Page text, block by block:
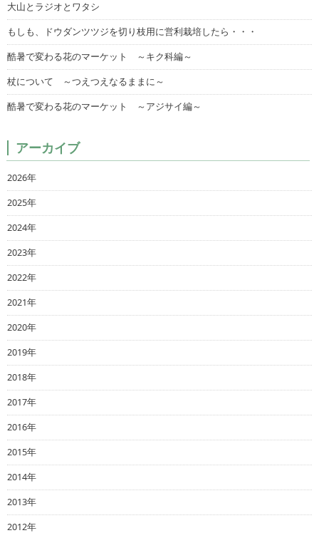
大山とラジオとワタシ
もしも、ドウダンツツジを切り枝用に営利栽培したら・・・
酷暑で変わる花のマーケット ～キク科編～
杖について ～つえつえなるままに～
酷暑で変わる花のマーケット ～アジサイ編～
アーカイブ
2026年
2025年
2024年
2023年
2022年
2021年
2020年
2019年
2018年
2017年
2016年
2015年
2014年
2013年
2012年